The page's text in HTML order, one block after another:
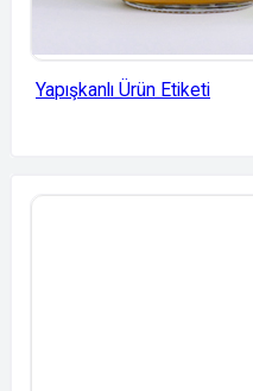
Yapışkanlı Ürün Etiketi